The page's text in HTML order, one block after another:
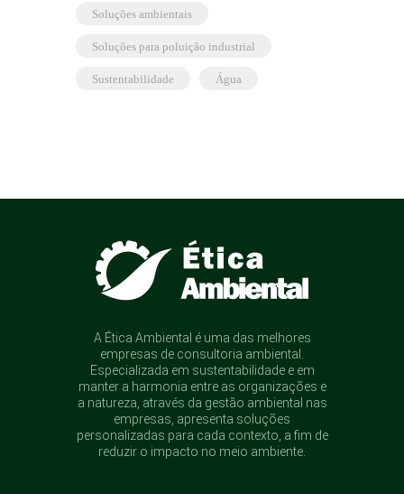
soluções ambientais
soluções para poluição industrial
sustentabilidade água
A Ética Ambiental é uma das melhores
empresas de consultoria ambiental.
Especializada em sustentabilidade e em
manter a harmonia entre as organizações e
a natureza, através da gestão ambiental nas
empresas, apresenta soluções
personalizadas para cada contexto, a fim de
reduzir o impacto no meio ambiente.